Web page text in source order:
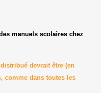
manuels scolaires chez
devrait être (en
comme dans toutes les